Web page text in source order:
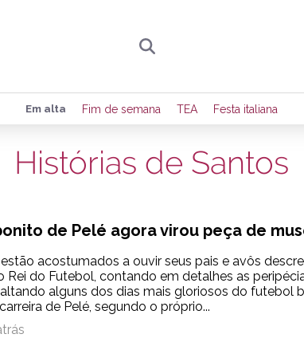
Preencha seus dados para receber toda
de eventos e notícias da região.
Em alta Fim de semana TEA Festa italiana
Histórias de Santos
de Pelé agora virou peça de
acostumados a ouvir seus pais e avôs
Rei do Futebol, contando em detalhes as
alguns dos dias mais gloriosos do futebol
de Pelé, segundo o próprio...